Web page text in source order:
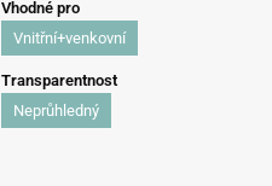
Vhodné pro
Vnitřní+venkovní
Transparentnost
Neprůhledný